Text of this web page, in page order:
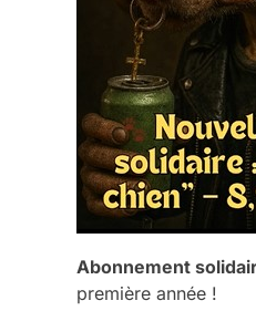
Abonnement
première année !